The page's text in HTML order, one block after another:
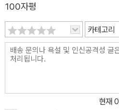
100자평
카테고리
현재 0